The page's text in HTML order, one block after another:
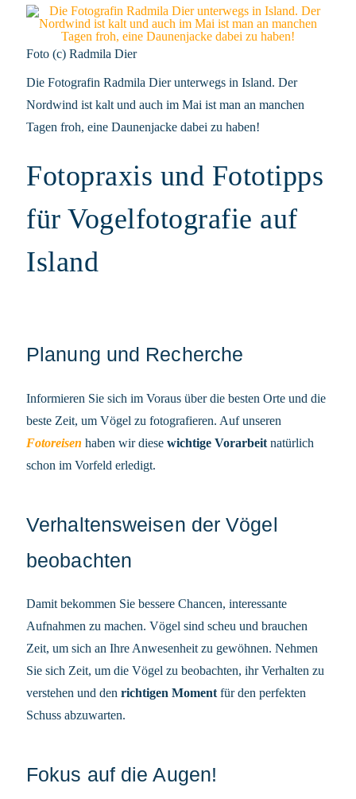
Foto (c) Radmila Dier
Die Fotografin Radmila Dier unterwegs in Island. Der
Nordwind ist kalt und auch im Mai ist man an manchen
Tagen froh, eine Daunenjacke dabei zu haben!
Fotopraxis und Fototipps
für Vogelfotografie auf
Island
Planung und Recherche
Informieren Sie sich im Voraus über die besten Orte und die
beste Zeit, um Vögel zu fotografieren. Auf unseren
Fotoreisen haben wir diese wichtige Vorarbeit natürlich
schon im Vorfeld erledigt.
Verhaltensweisen der Vögel
beobachten
Damit bekommen Sie bessere Chancen, interessante
Aufnahmen zu machen. Vögel sind scheu und brauchen
Zeit, um sich an Ihre Anwesenheit zu gewöhnen. Nehmen
Sie sich Zeit, um die Vögel zu beobachten, ihr Verhalten zu
verstehen und den richtigen Moment für den perfekten
Schuss abzuwarten.
Fokus auf die Augen!